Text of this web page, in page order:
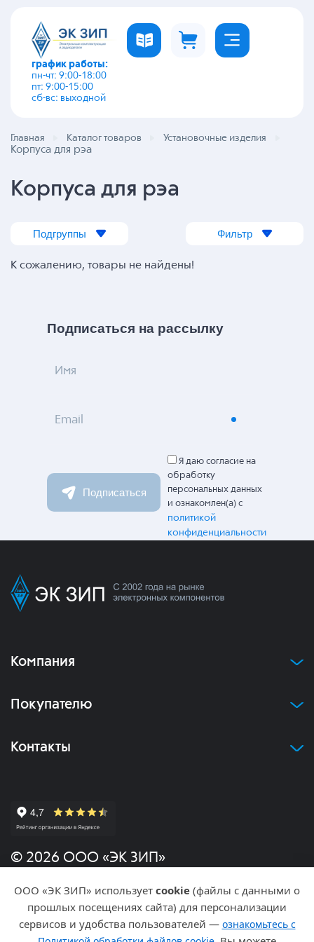
график работы:
пн-чт: 9:00-18:00
пт: 9:00-15:00
сб-вс: выходной
Главная Каталог товаров Установочные изделия
Корпуса для рэа
Корпуса для рэа
Подгруппы Фильтр
К сожалению, товары не найдены!
Подписаться на рассылку
Имя
Email
Подписаться
Я даю согласие на
обработку
персональных данных
и ознакомлен(а) с
политикой
конфиденциальности
Компания
Покупателю
Контакты
© 2026 ООО «ЭК ЗИП»
Политика конфиденциальности
Разработка и продвижение
ООО «ЭК ЗИП» использует cookie (файлы с данными о
прошлых посещениях сайта) для персонализации
сервисов и удобства пользователей — ознакомьтесь с